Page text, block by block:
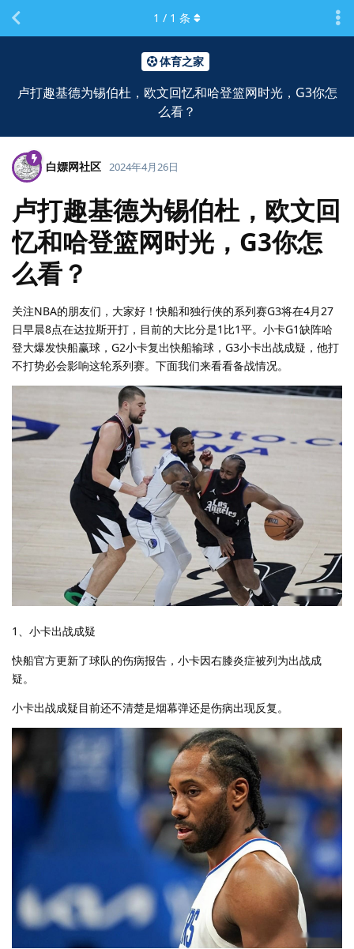
体育之家
卢打趣基德为锡伯杜，欧文回忆和哈登篮网时光，G3你怎
么看？
1 / 1 条
白嫖网社区 2024年4月26日
卢打趣基德为锡伯杜，欧文回
忆和哈登篮网时光，G3你怎
么看？
关注NBA的朋友们，大家好！快船和独行侠的系列赛G3将在4月27
日早晨8点在达拉斯开打，目前的大比分是1比1平。小卡G1缺阵哈
登大爆发快船赢球，G2小卡复出快船输球，G3小卡出战成疑，他打
不打势必会影响这轮系列赛。下面我们来看看备战情况。
1、小卡出战成疑
快船官方更新了球队的伤病报告，小卡因右膝炎症被列为出战成
疑。
小卡出战成疑目前还不清楚是烟幕弹还是伤病出现反复。